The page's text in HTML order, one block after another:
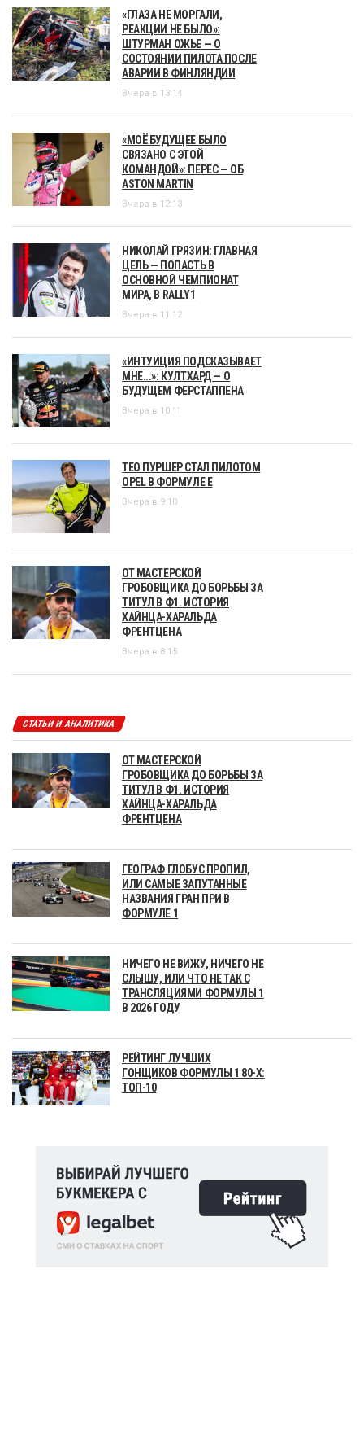
«ГЛАЗА НЕ МОРГАЛИ,
РЕАКЦИИ НЕ БЫЛО»:
ШТУРМАН ОЖЬЕ — О
СОСТОЯНИИ ПИЛОТА ПОСЛЕ
АВАРИИ В ФИНЛЯНДИИ
Вчера в 13:14
«МОЁ БУДУЩЕЕ БЫЛО
СВЯЗАНО С ЭТОЙ
КОМАНДОЙ»: ПЕРЕС — ОБ
ASTON MARTIN
Вчера в 12:13
НИКОЛАЙ ГРЯЗИН: ГЛАВНАЯ
ЦЕЛЬ — ПОПАСТЬ В
ОСНОВНОЙ ЧЕМПИОНАТ
МИРА, В RALLY1
Вчера в 11:12
«ИНТУИЦИЯ ПОДСКАЗЫВАЕТ
МНЕ...»: КУЛТХАРД — О
БУДУЩЕМ ФЕРСТАППЕНА
Вчера в 10:11
ТЕО ПУРШЕР СТАЛ ПИЛОТОМ
OPEL В ФОРМУЛЕ Е
Вчера в 9:10
ОТ МАСТЕРСКОЙ
ГРОБОВЩИКА ДО БОРЬБЫ ЗА
ТИТУЛ В Ф1. ИСТОРИЯ
ХАЙНЦА-ХАРАЛЬДА
ФРЕНТЦЕНА
Вчера в 8:15
СТАТЬИ И АНАЛИТИКА
ОТ МАСТЕРСКОЙ
ГРОБОВЩИКА ДО БОРЬБЫ ЗА
ТИТУЛ В Ф1. ИСТОРИЯ
ХАЙНЦА-ХАРАЛЬДА
ФРЕНТЦЕНА
ГЕОГРАФ ГЛОБУС ПРОПИЛ,
ИЛИ САМЫЕ ЗАПУТАННЫЕ
НАЗВАНИЯ ГРАН ПРИ В
ФОРМУЛЕ 1
НИЧЕГО НЕ ВИЖУ, НИЧЕГО НЕ
СЛЫШУ, ИЛИ ЧТО НЕ ТАК С
ТРАНСЛЯЦИЯМИ ФОРМУЛЫ 1
В 2026 ГОДУ
РЕЙТИНГ ЛУЧШИХ
ГОНЩИКОВ ФОРМУЛЫ 1 80-Х:
ТОП-10